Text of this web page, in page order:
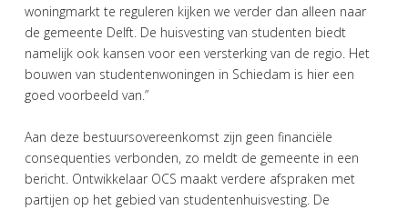
woningmarkt te reguleren kijken we verder dan alleen naar
de gemeente Delft. De huisvesting van studenten biedt
namelijk ook kansen voor een versterking van de regio. Het
bouwen van studentenwoningen in Schiedam is hier een
goed voorbeeld van.”
Aan deze bestuursovereenkomst zijn geen financiële
consequenties verbonden, zo meldt de gemeente in een
bericht. Ontwikkelaar OCS maakt verdere afspraken met
partijen op het gebied van studentenhuisvesting. De